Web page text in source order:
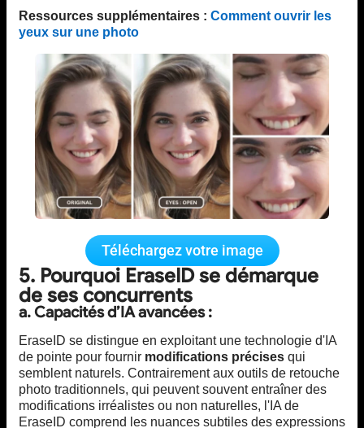
Ressources supplémentaires : Comment ouvrir les
yeux sur une photo
Téléchargez votre image
5. Pourquoi EraseID se démarque
de ses concurrents
a. Capacités d’IA avancées :
EraseID se distingue en exploitant une technologie d'IA
de pointe pour fournir modifications précises qui
semblent naturels. Contrairement aux outils de retouche
photo traditionnels, qui peuvent souvent entraîner des
modifications irréalistes ou non naturelles, l'IA de
EraseID comprend les nuances subtiles des expressions